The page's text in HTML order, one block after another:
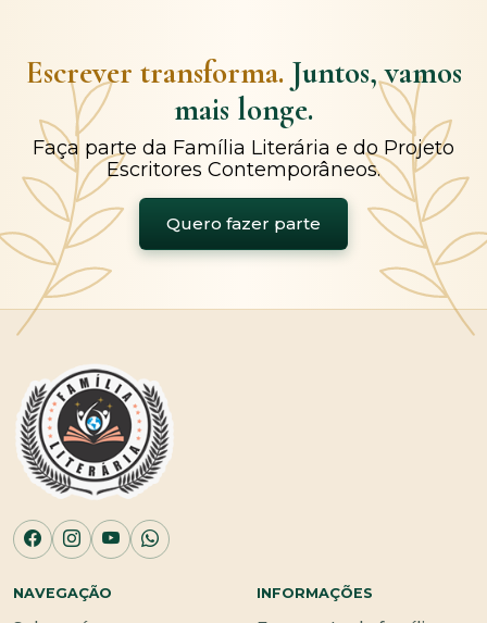
Escrever transforma. Juntos, vamos
mais longe.
Faça parte da Família Literária e do Projeto
Escritores Contemporâneos.
Quero fazer parte
NAVEGAÇÃO INFORMAÇÕES